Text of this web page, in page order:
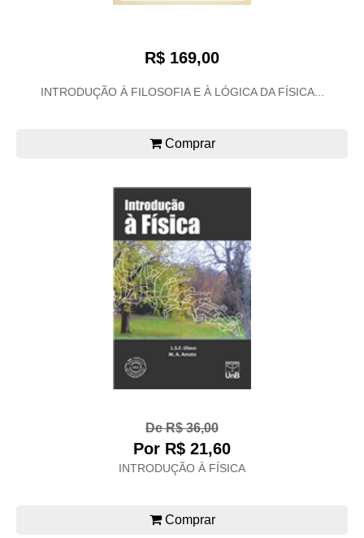
R$ 169,00
INTRODUÇÃO À FILOSOFIA E À LÓGICA DA FÍSICA...
Comprar
De R$ 36,00
Por R$ 21,60
INTRODUÇÃO À FÍSICA
Comprar